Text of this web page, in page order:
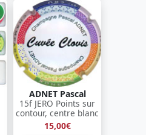
ADNET Pascal
15f JERO Points sur
contour, centre blanc
15,00€